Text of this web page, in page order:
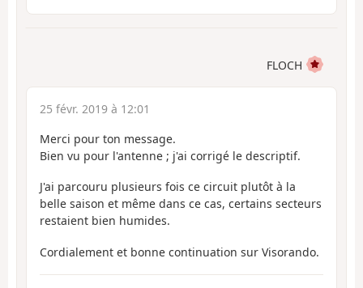
FLOCH
25 févr. 2019 à 12:01
Merci pour ton message.
Bien vu pour l'antenne ; j'ai corrigé le descriptif.
J'ai parcouru plusieurs fois ce circuit plutôt à la
belle saison et même dans ce cas, certains secteurs
restaient bien humides.
Cordialement et bonne continuation sur Visorando.